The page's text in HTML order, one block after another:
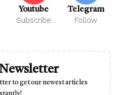
Youtube
Subscribe
Telegram
Follow
to get our newest articles